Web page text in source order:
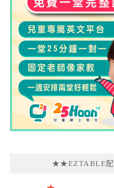
★★EZTABLE